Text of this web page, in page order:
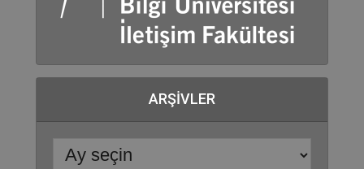
ARŞIVLER